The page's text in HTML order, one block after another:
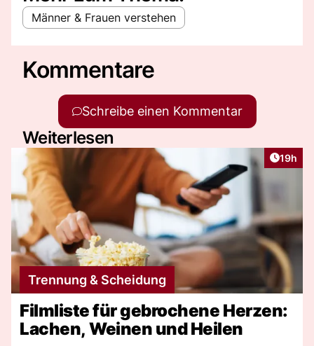
Männer & Frauen verstehen
Kommentare
Schreibe einen Kommentar
Weiterlesen
Artikel
19h
Trennung & Scheidung
Filmliste für gebrochene Herzen:
Lachen, Weinen und Heilen